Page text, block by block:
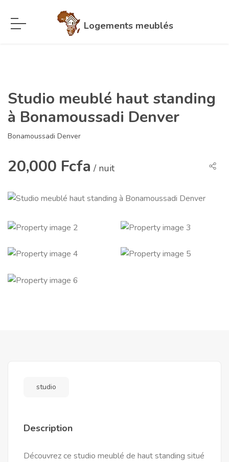
Logements meublés
Studio meublé haut standing
à Bonamoussadi Denver
Bonamoussadi Denver
20,000 Fcfa / nuit
studio
Description
Découvrez ce studio meublé de haut standing situé